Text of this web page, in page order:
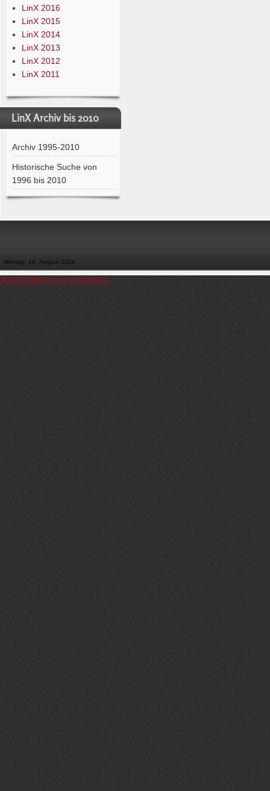
LinX 2016
LinX 2015
LinX 2014
LinX 2013
LinX 2012
LinX 2011
LinX Archiv bis 2010
Archiv 1995-2010
Historische Suche von
1996 bis 2010
Montag, 10. August 2026
易歪歪易翻译比特浏览器美洽